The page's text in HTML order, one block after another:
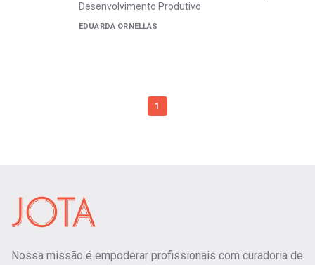
Desenvolvimento Produtivo
EDUARDA ORNELLAS
1
Nossa missão é empoderar profissionais com curadoria de